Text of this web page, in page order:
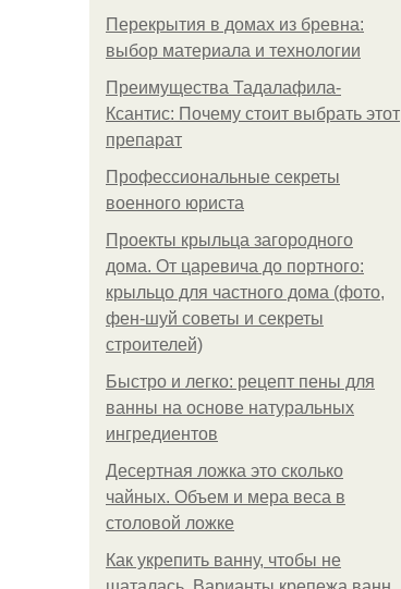
Перекрытия в домах из бревна:
выбор материала и технологии
Преимущества Тадалафила-
Ксантис: Почему стоит выбрать этот
препарат
Профессиональные секреты
военного юриста
Проекты крыльца загородного
дома. От царевича до портного:
крыльцо для частного дома (фото,
фен-шуй советы и секреты
строителей)
Быстро и легко: рецепт пены для
ванны на основе натуральных
ингредиентов
Десертная ложка это сколько
чайных. Объем и мера веса в
столовой ложке
Как укрепить ванну, чтобы не